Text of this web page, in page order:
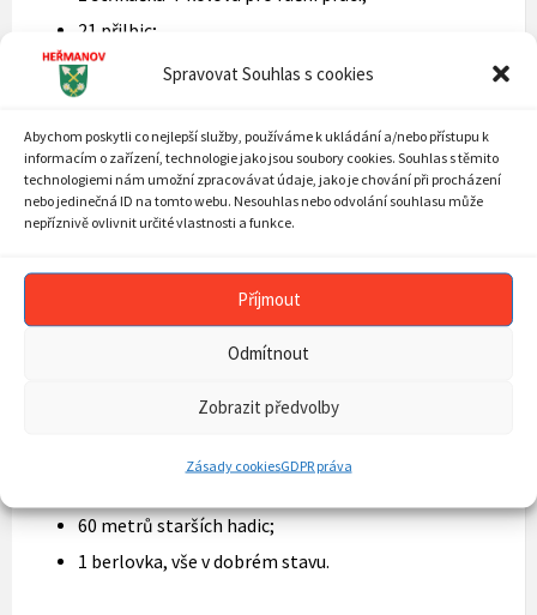
Spravovat Souhlas s cookies
Abychom poskytli co nejlepší služby, používáme k ukládání a/nebo přístupu k
informacím o zařízení, technologie jako jsou soubory cookies. Souhlas s těmito
technologiemi nám umožní zpracovávat údaje, jako je chování při procházení
nebo jedinečná ID na tomto webu. Nesouhlas nebo odvolání souhlasu může
nepříznivě ovlivnit určité vlastnosti a funkce.
Příjmout
Odmítnout
Zobrazit předvolby
Zásady cookiesGDPR práva
21 přilbic;
3 čepice modré;
18 čamar modrých;
19 pracovních obleků;
21 opasků;
15 popruhových, 3 lezecké (s karabinou) a 3
21 sekyrek;
60 metrů starších hadic;
1 berlovka, vše v dobrém stavu.